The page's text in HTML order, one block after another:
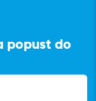
popust do